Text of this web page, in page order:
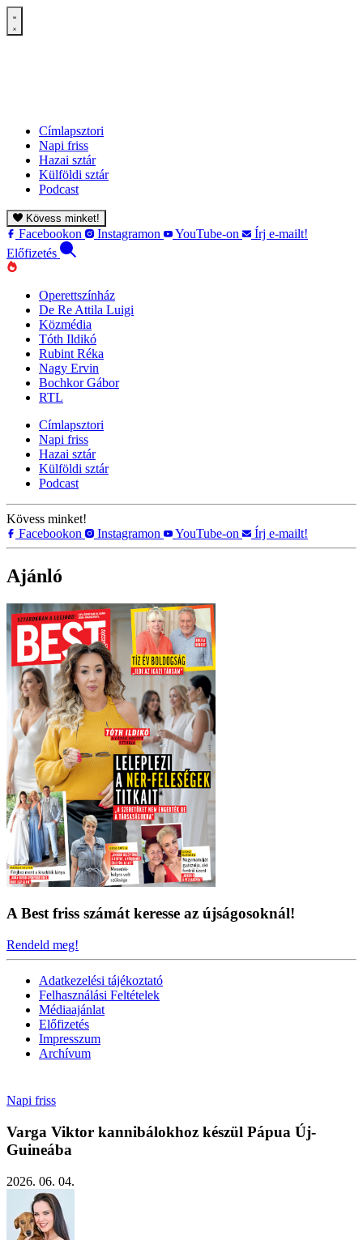
Címlapsztori
Napi friss
Hazai sztár
Külföldi sztár
Podcast
Kövess minket!
Facebookon Instagramon YouTube-on
Írj e-mailt!
Előfizetés
Operettszínház
De Re Attila Luigi
Közmédia
Tóth Ildikó
Rubint Réka
Nagy Ervin
Bochkor Gábor
RTL
Címlapsztori
Napi friss
Hazai sztár
Külföldi sztár
Podcast
Kövess minket!
Facebookon
Instagramon YouTube-on Írj e-mailt!
Ajánló
A Best friss számát keresse az újságosoknál!
Rendeld meg!
Adatkezelési tájékoztató
Felhasználási Feltételek
Médiaajánlat
Előfizetés
Impresszum
Archívum
Napi friss
Varga Viktor kannibálokhoz készül Pápua Új-
Guineába
2026. 06. 04.